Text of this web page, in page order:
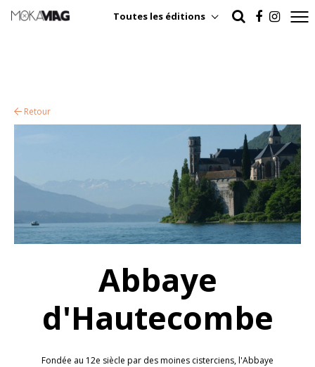
Toutes les éditions
Retour
Abbaye
d'Hautecombe
Fondée au 12e siècle par des moines cisterciens, l'Abbaye